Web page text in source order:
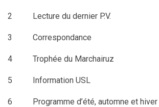
2 Lecture du dernier P.V.
3 Correspondance
4 Trophée du Marchairuz
5 Information USL
6 Programme d’été, automne et hiver